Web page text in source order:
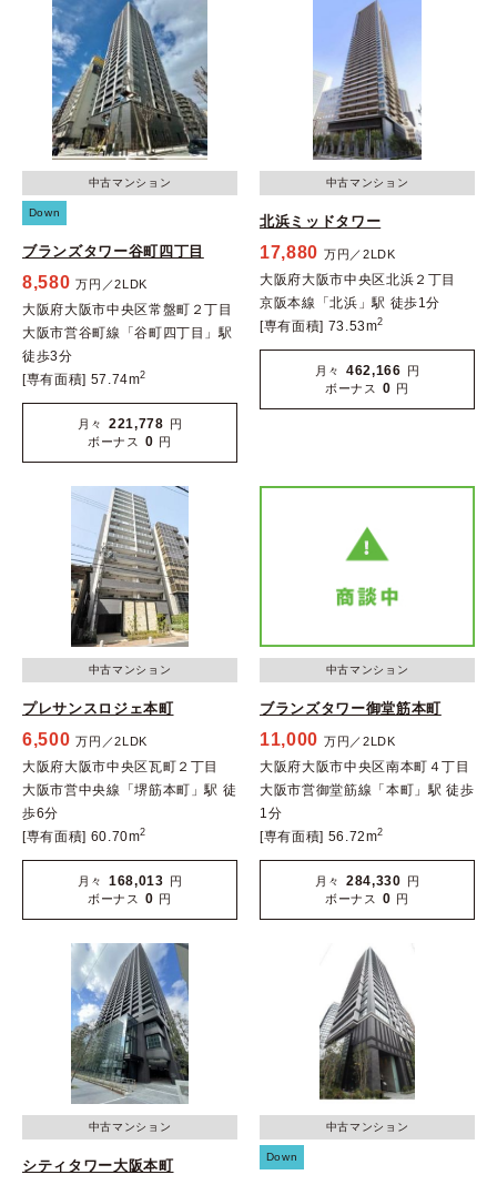
中古マンション
Down
ブランズタワー谷町四丁目
8,580 万円／2LDK
大阪府大阪市中央区常盤町２丁目
大阪市営谷町線「谷町四丁目」駅
徒歩3分
[専有面積] 57.74m2
月々 221,778 円
ボーナス
0 円
中古マンション
北浜ミッドタワー
17,880 万円／2LDK
大阪府大阪市中央区北浜２丁目
京阪本線「北浜」駅 徒歩1分
[専有面積] 73.53m2
月々 462,166 円
ボーナス
0 円
中古マンション
プレサンスロジェ本町
6,500 万円／2LDK
大阪府大阪市中央区瓦町２丁目
大阪市営中央線「堺筋本町」駅 徒
歩6分
[専有面積] 60.70m2
月々 168,013 円
ボーナス
0 円
中古マンション
ブランズタワー御堂筋本町
11,000 万円／2LDK
大阪府大阪市中央区南本町４丁目
大阪市営御堂筋線「本町」駅 徒歩
1分
[専有面積] 56.72m2
月々 284,330 円
ボーナス
0 円
中古マンション
シティタワー大阪本町
中古マンション
Down